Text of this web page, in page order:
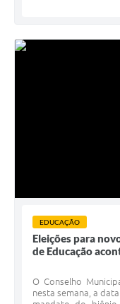
EDUCAÇÃO
Eleições para
de Educação
O Conselho
nesta semana, a